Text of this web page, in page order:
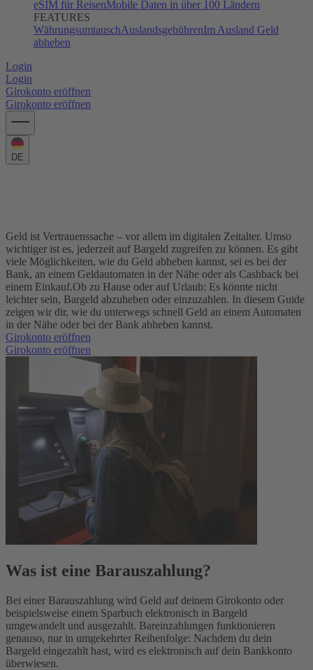
eSIM für ReisenMobile Daten in über 100 Ländern
FEATURES
WährungsumtauschAuslandsgebührenIm Ausland Geld
abheben
Login
Login
Girokonto eröffnen
Girokonto eröffnen
DE
Geld ist Vertrauenssache – vor allem im digitalen Zeitalter. Umso
wichtiger ist es, jederzeit auf Bargeld zugreifen zu können. Es gibt
viele Möglichkeiten, wie du Geld abheben kannst, sei es bei der
Bank, an einem Geldautomaten in der Nähe oder als Cashback bei
einem Einkauf.Ob zu Hause oder auf Urlaub: Es könnte nicht
leichter sein, Bargeld abzuheben oder einzuzahlen. In diesem Guide
zeigen wir dir, wie du unterwegs schnell Geld an einem Automaten
in der Nähe oder bei der Bank abheben kannst.
Girokonto eröffnen
Girokonto eröffnen
Was ist eine Barauszahlung?
Bei einer Barauszahlung wird Geld auf deinem Girokonto oder
beispielsweise einem Sparbuch elektronisch in Bargeld
umgewandelt und ausgezahlt. Bareinzahlungen funktionieren
genauso, nur in umgekehrter Reihenfolge: Nachdem du dein
Bargeld eingezahlt hast, wird es elektronisch auf dein Bankkonto
überwiesen.